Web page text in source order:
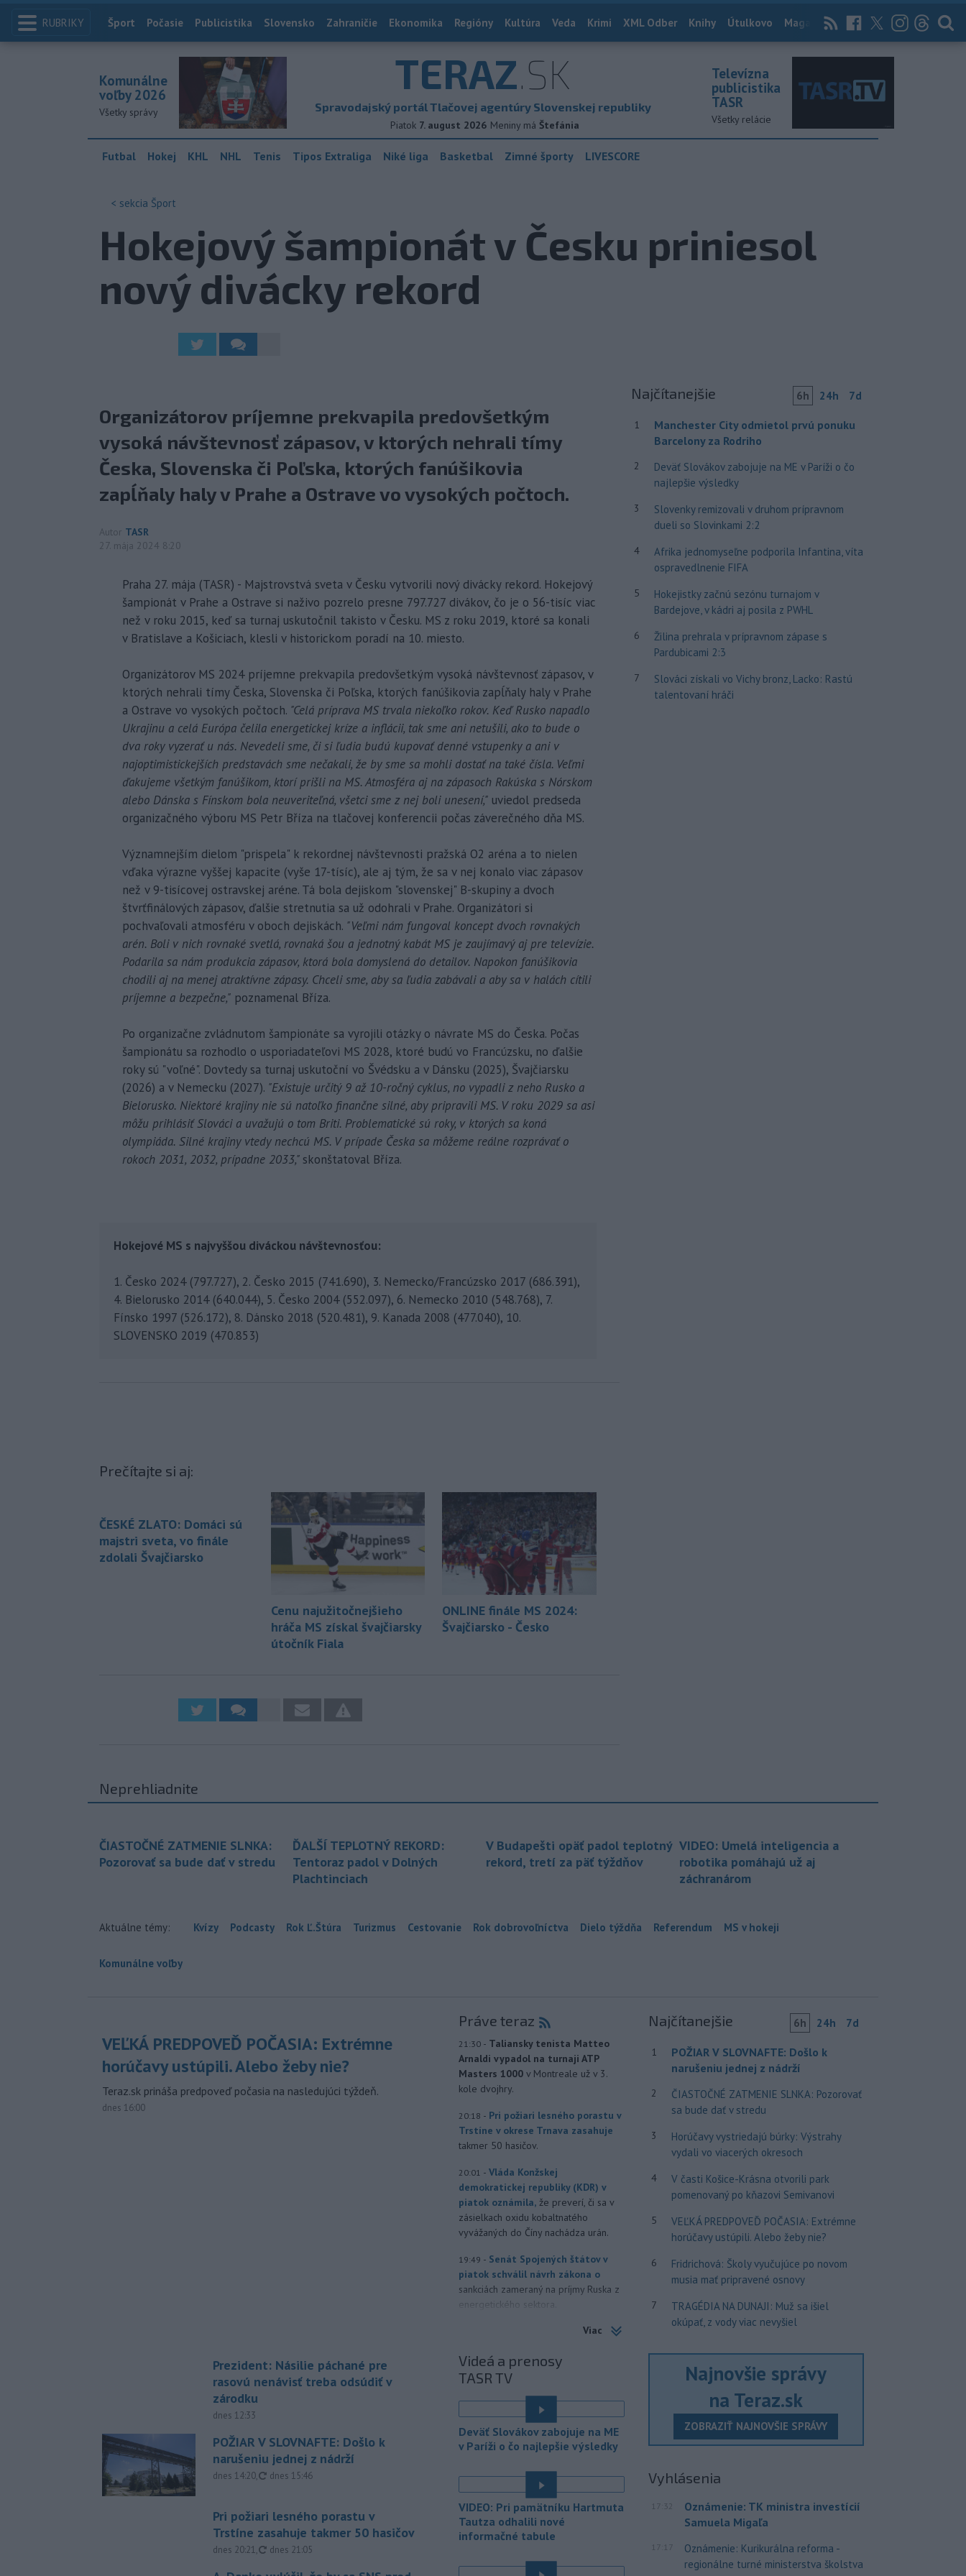
RUBRIKY Index
Šport Počasie Publicistika Slovensko Zahraničie Ekonomika Regióny Kultúra Veda Krimi XML Odber Knihy Útulkovo Magazín News Now Archív
TERAZ.SK
Spravodajský portál Tlačovej agentúry Slovenskej republiky
Piatok 7. august 2026 Meniny má Štefánia
Komunálne
voľby 2026
Všetky správy
Televízna
publicistika
TASR
Všetky relácie
Futbal Hokej KHL NHL Tenis Tipos Extraliga Niké liga Basketbal Zimné športy LIVESCORE
< sekcia Šport
Hokejový šampionát v Česku priniesol
nový divácky rekord
Organizátorov príjemne prekvapila predovšetkým
vysoká návštevnosť zápasov, v ktorých nehrali tímy
Česka, Slovenska či Poľska, ktorých fanúšikovia
zapĺňaly haly v Prahe a Ostrave vo vysokých počtoch.
Autor TASR
27. mája 2024 8:20
Praha 27. mája (TASR) - Majstrovstvá sveta v Česku vytvorili nový divácky rekord. Hokejový
šampionát v Prahe a Ostrave si naživo pozrelo presne 797.727 divákov, čo je o 56-tisíc viac
než v roku 2015, keď sa turnaj uskutočnil takisto v Česku. MS z roku 2019, ktoré sa konali
v Bratislave a Košiciach, klesli v historickom poradí na 10. miesto.
Organizátorov MS 2024 príjemne prekvapila predovšetkým vysoká návštevnosť zápasov, v
ktorých nehrali tímy Česka, Slovenska či Poľska, ktorých fanúšikovia zapĺňaly haly v Prahe
a Ostrave vo vysokých počtoch. "Celá príprava MS trvala niekoľko rokov. Keď Rusko napadlo
Ukrajinu a celá Európa čelila energetickej kríze a inflácii, tak sme ani netušili, ako to bude o
dva roky vyzerať u nás. Nevedeli sme, či si ľudia budú kupovať denné vstupenky a ani v
najoptimistickejších predstavách sme nečakali, že by sme sa mohli dostať na také čísla. Veľmi
ďakujeme všetkým fanúšikom, ktorí prišli na MS. Atmosféra aj na zápasoch Rakúska s Nórskom
alebo Dánska s Fínskom bola neuveriteľná, všetci sme z nej boli unesení," uviedol predseda
organizačného výboru MS Petr Bříza na tlačovej konferencii počas záverečného dňa MS.
Významnejším dielom "prispela" k rekordnej návštevnosti pražská O2 aréna a to nielen
vďaka výrazne vyššej kapacite (vyše 17-tísíc), ale aj tým, že sa v nej konalo viac zápasov
než v 9-tisícovej ostravskej aréne. Tá bola dejiskom "slovenskej" B-skupiny a dvoch
štvrťfinálových zápasov, ďalšie stretnutia sa už odohrali v Prahe. Organizátori si
pochvaľovali atmosféru v oboch dejiskách. "Veľmi nám fungoval koncept dvoch rovnakých
arén. Boli v nich rovnaké svetlá, rovnaká šou a jednotný kabát MS je zaujímavý aj pre televízie.
Podarila sa nám produkcia zápasov, ktorá bola domyslená do detailov. Napokon fanúšikovia
chodili aj na menej atraktívne zápasy. Chceli sme, aby sa ľudia zabávali a aby sa v halách cítili
príjemne a bezpečne," poznamenal Bříza.
Po organizačne zvládnutom šampionáte sa vyrojili otázky o návrate MS do Česka. Počas
šampionátu sa rozhodlo o usporiadateľovi MS 2028, ktoré budú vo Francúzsku, no ďalšie
roky sú "voľné". Dovtedy sa turnaj uskutoční vo Švédsku a v Dánsku (2025), Švajčiarsku
(2026) a v Nemecku (2027). "Existuje určitý 9 až 10-ročný cyklus, no vypadli z neho Rusko a
Bielorusko. Niektoré krajiny nie sú natoľko finančne silné, aby pripravili MS. V roku 2029 sa asi
môžu prihlásiť Slováci a uvažujú o tom Briti. Problematické sú roky, v ktorých sa koná
olympiáda. Silné krajiny vtedy nechcú MS. V prípade Česka sa môžeme reálne rozprávať o
rokoch 2031, 2032, prípadne 2033," skonštatoval Bříza.
Hokejové MS s najvyššou diváckou návštevnosťou:
1. Česko 2024 (797.727), 2. Česko 2015 (741.690), 3. Nemecko/Francúzsko 2017 (686.391),
4. Bielorusko 2014 (640.044), 5. Česko 2004 (552.097), 6. Nemecko 2010 (548.768), 7.
Fínsko 1997 (526.172), 8. Dánsko 2018 (520.481), 9. Kanada 2008 (477.040), 10.
SLOVENSKO 2019 (470.853)
Prečítajte si aj:
ČESKÉ ZLATO: Domáci sú
majstri sveta, vo finále
zdolali Švajčiarsko
Cenu najužitočnejšieho
hráča MS získal švajčiarsky
útočník Fiala
ONLINE finále MS 2024:
Švajčiarsko - Česko
Najčítanejšie 6h 24h 7d
1
Manchester City odmietol prvú ponuku
Barcelony za Rodriho
2
Deväť Slovákov zabojuje na ME v Paríži o čo
najlepšie výsledky
3
Slovenky remizovali v druhom prípravnom
dueli so Slovinkami 2:2
4
Afrika jednomyseľne podporila Infantina, víta
ospravedlnenie FIFA
5
Hokejistky začnú sezónu turnajom v
Bardejove, v kádri aj posila z PWHL
6
Žilina prehrala v prípravnom zápase s
Pardubicami 2:3
7
Slováci získali vo Vichy bronz, Lacko: Rastú
talentovaní hráči
Neprehliadnite
ČIASTOČNÉ ZATMENIE SLNKA:
Pozorovať sa bude dať v stredu
ĎALŠÍ TEPLOTNÝ REKORD:
Tentoraz padol v Dolných
Plachtinciach
V Budapešti opäť padol teplotný
rekord, tretí za päť týždňov
VIDEO: Umelá inteligencia a
robotika pomáhajú už aj
záchranárom
Aktuálne témy: Kvízy Podcasty Rok Ľ.Štúra Turizmus Cestovanie Rok dobrovoľníctva Dielo týždňa Referendum MS v hokeji
Komunálne voľby
VEĽKÁ PREDPOVEĎ POČASIA: Extrémne
horúčavy ustúpili. Alebo žeby nie?
Teraz.sk prináša predpoveď počasia na nasledujúci týždeň.
dnes 16:00
Prezident: Násilie páchané pre
rasovú nenávisť treba odsúdiť v
zárodku
dnes 12:33
POŽIAR V SLOVNAFTE: Došlo k
narušeniu jednej z nádrží
dnes 14:20, aktualizované
dnes 15:46
Pri požiari lesného porastu v
Trstíne zasahuje takmer 50 hasičov
dnes 20:21, aktualizované
dnes 21:05
Práve teraz
21:30 - Taliansky tenista Matteo
Arnaldi vypadol na turnaji ATP
Masters 1000 v Montreale už v 3.
kole dvojhry.
20:18 - Pri požiari lesného porastu v
Trstíne v okrese Trnava zasahuje
takmer 50 hasičov.
20:01 - Vláda Konžskej
demokratickej republiky (KDR) v
piatok oznámila, že preverí, či sa v
zásielkach oxidu kobaltnatého
vyvážaných do Číny nachádza urán.
19:49 - Senát Spojených štátov v
piatok schválil návrh zákona o
sankciách zameraný na príjmy Ruska z
energetického sektora.
Slovenská polícia prispela k
ktorý sa podarilo ukončiť
právoplatným odsúdením páchateľa v
15:21 - Piatkový požiar v
bratislavskej rafinérii Slovnaft je
pod kontrolou.Príčina jeho vzniku
TASR to potvrdil hovorca rafinérie
Anton Molnár.
15:17 - Ministerstvo kultúry (MK) SR
upraví verziu opatrenia o
pôsobnosti rezortu.
Viac
Videá a prenosy
TASR TV
Deväť Slovákov zabojuje na ME
v Paríži o čo najlepšie výsledky
VIDEO: Pri pamätníku Hartmuta
Tautza odhalili nové
informačné tabule
Najčítanejšie 6h 24h 7d
1
POŽIAR V SLOVNAFTE: Došlo k
narušeniu jednej z nádrží
2
ČIASTOČNÉ ZATMENIE SLNKA: Pozorovať
sa bude dať v stredu
3
Horúčavy vystriedajú búrky: Výstrahy
vydali vo viacerých okresoch
4
V časti Košice-Krásna otvorili park
pomenovaný po kňazovi Semivanovi
5
VEĽKÁ PREDPOVEĎ POČASIA: Extrémne
horúčavy ustúpili. Alebo žeby nie?
6
Fridrichová: Školy vyučujúce po novom
musia mať pripravené osnovy
7
TRAGÉDIA NA DUNAJI: Muž sa išiel
okúpať, z vody viac nevyšiel
Najnovšie správy
na Teraz.sk
ZOBRAZIŤ NAJNOVŠIE SPRÁVY
Vyhlásenia
17:32
Oznámenie: TK ministra investícií
Samuela Migaľa
17:17
Oznámenie: Kurikurálna reforma -
regionálne turné ministerstva školstva